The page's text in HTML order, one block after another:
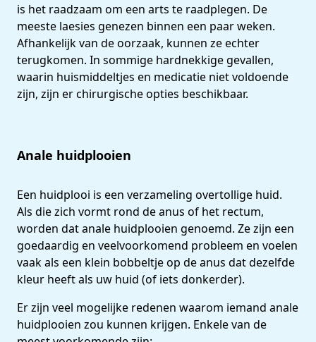
is het raadzaam om een arts te raadplegen. De
meeste laesies genezen binnen een paar weken.
Afhankelijk van de oorzaak, kunnen ze echter
terugkomen. In sommige hardnekkige gevallen,
waarin huismiddeltjes en medicatie niet voldoende
zijn, zijn er chirurgische opties beschikbaar.
Anale huidplooien
Een huidplooi is een verzameling overtollige huid.
Als die zich vormt rond de anus of het rectum,
worden dat anale huidplooien genoemd. Ze zijn een
goedaardig en veelvoorkomend probleem en voelen
vaak als een klein bobbeltje op de anus dat dezelfde
kleur heeft als uw huid (of iets donkerder).
Er zijn veel mogelijke redenen waarom iemand anale
huidplooien zou kunnen krijgen. Enkele van de